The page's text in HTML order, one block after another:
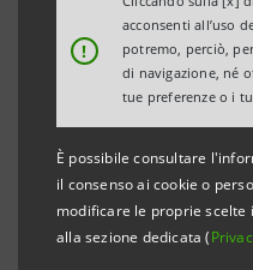
!
acconsenti all’uso
potremo, perciò,
di navigazione, né
tue preferenze o i
È possibile consultare
il consenso ai cookie o
modificare le proprie scelte
alla sezione dedicata (
VICENZA IL PIANISTA
Domenica 11
storico
Gaetano, alle